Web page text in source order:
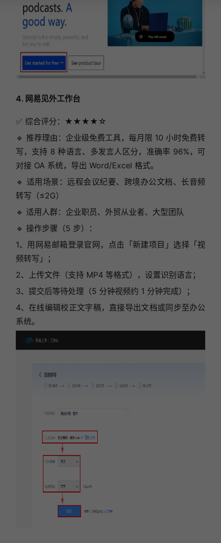
4. 网易见外工作台
✅ 综合评分：★★★★☆
🔹 推荐理由：企业级免费工具，每月限 10 小时免费转
写，支持 8 种语言、多发言人区分，准确率 96%，可
对接 OA 系统，导出 Word/Excel 格式。
🔹 适用场景：远程会议纪要、跨境办公文档、长音频
转写（≤2G）
🔹 适用人群：企业职员、外贸从业者、大型团队
🔹 操作步骤（5 步）：
1、用网易邮箱登录官网，点击「新建项目」选择「视
频转写」；
2、上传文件（支持 MP4 等格式），设置识别语言；
3、提交后等待处理（5 分钟视频约 1 分钟完成）；
4、在线编辑校正文字稿，直接导出文档或同步至办公
系统。